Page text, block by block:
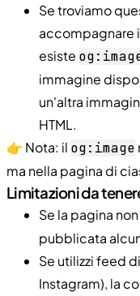
Se troviamo
accompagnare
esiste
immagine
un'altra
HTML.
👉 Nota: il og:image
ma nella pagina di
Limitazioni da
Se la pagina
pubblicata
Se utilizzi feed
Instagram), la